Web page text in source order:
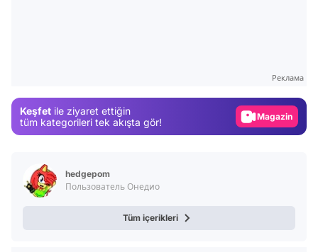
Реклама
Keşfet ile ziyaret ettiğin
tüm kategorileri tek akışta gör!
Video
hedgepom
Пользователь Онедио
Tüm içerikleri